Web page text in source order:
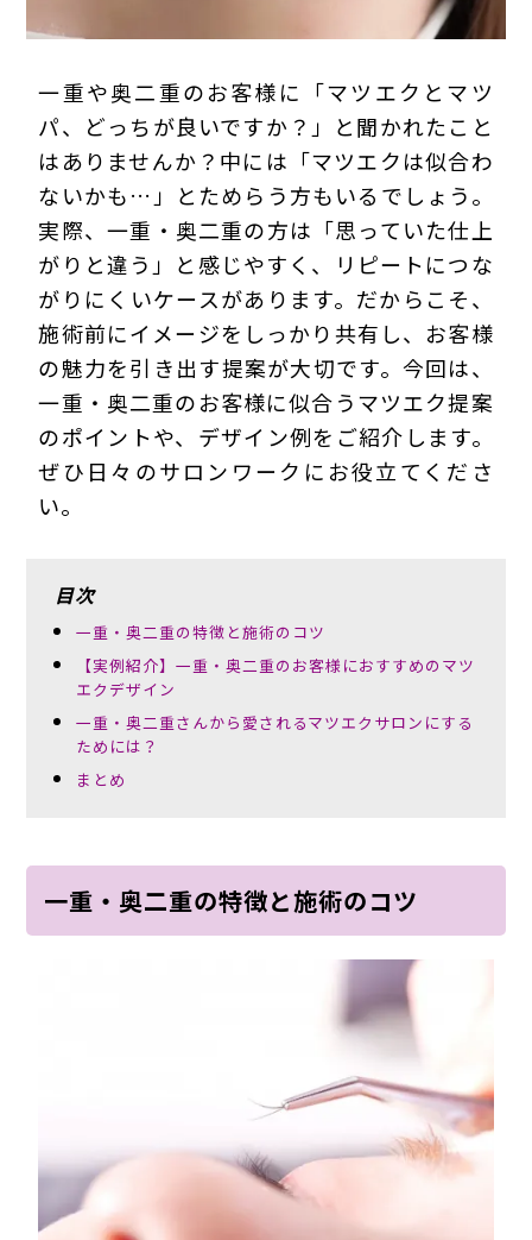
一重や奥二重のお客様に「マツエクとマツ
パ、どっちが良いですか？」と聞かれたこと
はありませんか？中には「マツエクは似合わ
ないかも…」とためらう方もいるでしょう。
実際、一重・奥二重の方は「思っていた仕上
がりと違う」と感じやすく、リピートにつな
がりにくいケースがあります。だからこそ、
施術前にイメージをしっかり共有し、お客様
の魅力を引き出す提案が大切です。今回は、
一重・奥二重のお客様に似合うマツエク提案
のポイントや、デザイン例をご紹介します。
ぜひ日々のサロンワークにお役立てくださ
い。
目次
一重・奥二重の特徴と施術のコツ
【実例紹介】一重・奥二重のお客様におすすめのマツ
エクデザイン
一重・奥二重さんから愛されるマツエクサロンにする
ためには？
まとめ
一重・奥二重の特徴と施術のコツ